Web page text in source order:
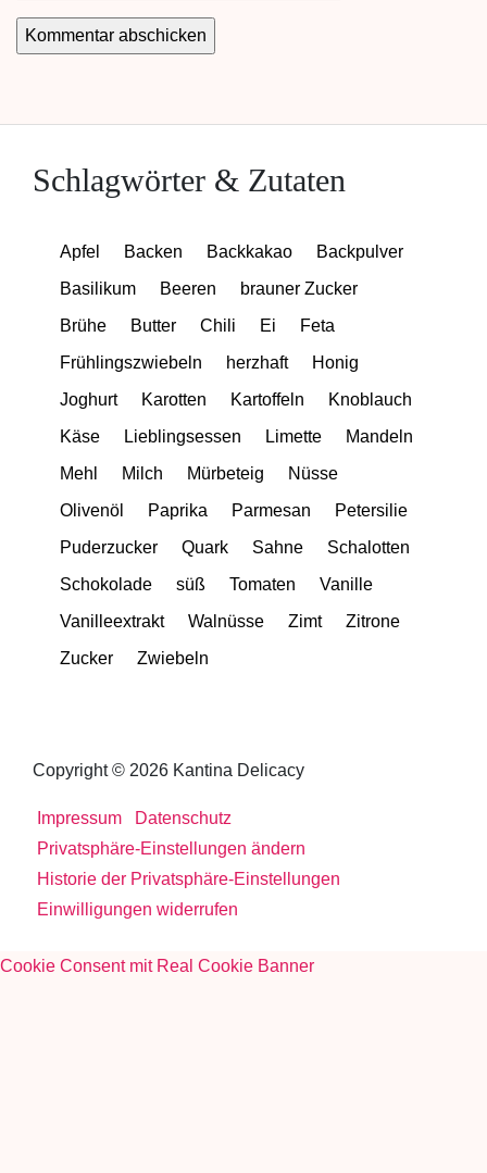
Schlagwörter & Zutaten
Apfel Backen Backkakao
Backpulver
Basilikum
Beeren
brauner Zucker
Brühe
Butter Chili Ei
Feta
Frühlingszwiebeln
herzhaft
Honig
Joghurt
Karotten Kartoffeln
Knoblauch
Käse
Lieblingsessen Limette
Mandeln
Mehl
Milch Mürbeteig
Nüsse
Olivenöl
Paprika Parmesan
Petersilie
Puderzucker
Quark Sahne
Schalotten
Schokolade
süß Tomaten
Vanille
Vanilleextrakt
Walnüsse Zimt
Zitrone
Zucker
Zwiebeln
Copyright © 2026 Kantina Delicacy
Impressum
Datenschutz
Privatsphäre-Einstellungen ändern
Historie der Privatsphäre-Einstellungen
Einwilligungen widerrufen
Cookie Consent mit Real Cookie Banner